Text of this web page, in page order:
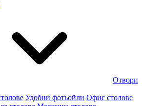
Отвори
Удобни фотьойли Офис столове